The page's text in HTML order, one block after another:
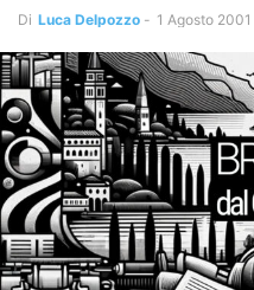
Di Luca Delpozzo - 1 Agosto 2001